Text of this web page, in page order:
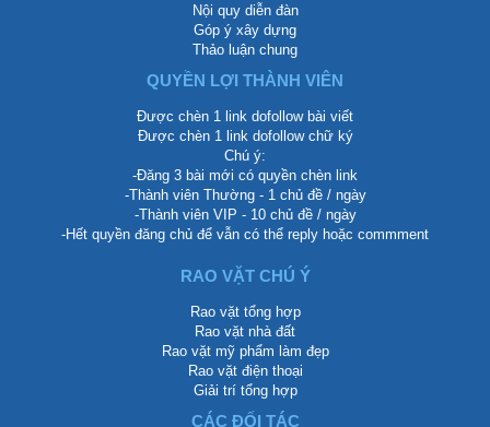
Nội quy diễn đàn
Góp ý xây dựng
Thảo luận chung
QUYỀN LỢI THÀNH VIÊN
Được chèn 1 link dofollow bài viết
Được chèn 1 link dofollow chữ ký
Chú ý:
-Đăng 3 bài mới có quyền chèn link
-Thành viên Thường - 1 chủ đề / ngày
-Thành viên VIP - 10 chủ đề / ngày
-Hết quyền đăng chủ để vẫn có thể reply hoặc commment
RAO VẶT CHÚ Ý
Rao vặt tổng hợp
Rao vặt nhà đất
Rao vặt mỹ phẩm làm đẹp
Rao vặt điện thoại
Giải trí tổng hợp
CÁC ĐỐI TÁC